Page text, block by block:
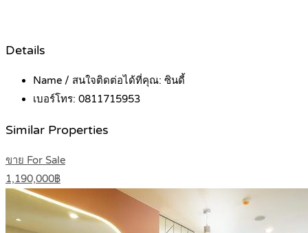
Details
Name / สนใจติดต่อได้ที่คุณ: ซินดี้
เบอร์โทร: 0811715953
Similar Properties
ขาย For Sale
1,190,000฿